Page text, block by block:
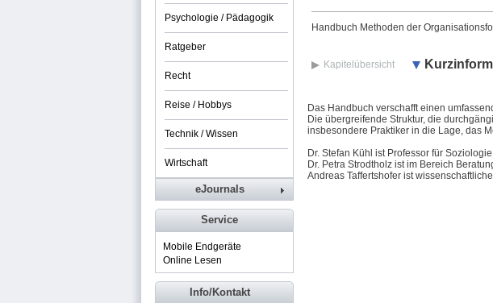
Handbuch Methoden der
Kapitelübersicht
Das Handbuch verschafft einen
Die übergreifende Struktur, die
insbesondere Praktiker in die Lage, das
Dr. Stefan Kühl ist Professor für
Dr. Petra Strodtholz ist im Bereich
Andreas Taffertshofer ist
Psychologie / Pädagogik
Ratgeber
Recht
Reise / Hobbys
Technik / Wissen
Wirtschaft
eJournals
Service
Mobile Endgeräte
Online Lesen
Info/Kontakt